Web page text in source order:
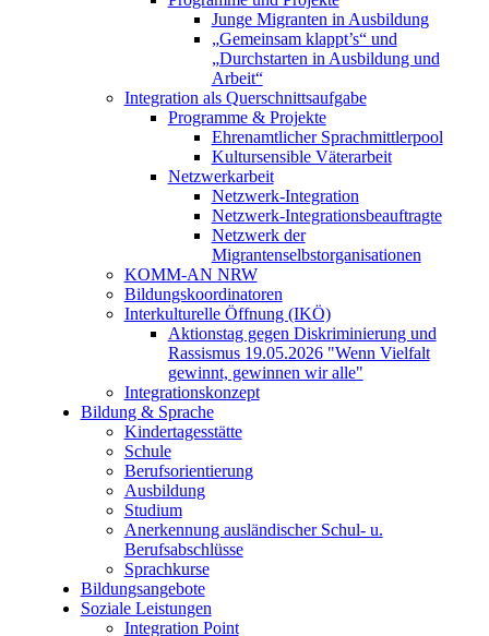
Junge Migranten in Ausbildung
„Gemeinsam klappt’s“ und
„Durchstarten in Ausbildung und
Arbeit“
Integration als Querschnittsaufgabe
Programme & Projekte
Ehrenamtlicher Sprachmittlerpool
Kultursensible Väterarbeit
Netzwerkarbeit
Netzwerk-Integration
Netzwerk-Integrationsbeauftragte
Netzwerk der
Migrantenselbstorganisationen
KOMM-AN NRW
Bildungskoordinatoren
Interkulturelle Öffnung (IKÖ)
Aktionstag gegen Diskriminierung und
Rassismus 19.05.2026 "Wenn Vielfalt
gewinnt, gewinnen wir alle"
Integrationskonzept
Bildung & Sprache
Kindertagesstätte
Schule
Berufsorientierung
Ausbildung
Studium
Anerkennung ausländischer Schul- u.
Berufsabschlüsse
Sprachkurse
Bildungsangebote
Soziale Leistungen
Integration Point